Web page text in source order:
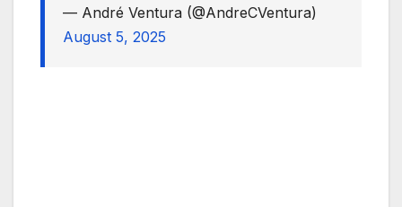
— André Ventura (@AndreCVentura)
August 5, 2025